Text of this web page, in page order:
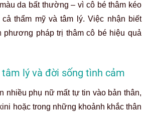
da bất thường – vì cô bé thâm kéo
thẩm mỹ và tâm lý. Việc nhận biết
pháp trị thâm cô bé hiệu quả
lý và đời sống tình cảm
nhiều phụ nữ mất tự tin vào bản thân,
hoặc trong những khoảnh khắc thân